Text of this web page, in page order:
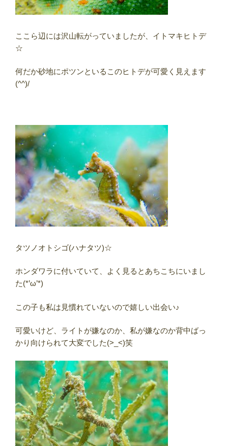
ここら辺には沢山転がっていましたが、イトマキヒトデ
☆
何だか砂地にポツンといるこのヒトデが可愛く見えます
(^^)/
タツノオトシゴ(ハナタツ)☆
ホンダワラに付いていて、よく見るとあちこちにいまし
た(*’ω’*)
この子も私は見慣れていないので嬉しい出会い♪
可愛いけど、ライトが嫌なのか、私が嫌なのか背中ばっ
かり向けられて大変でした(>_<)笑